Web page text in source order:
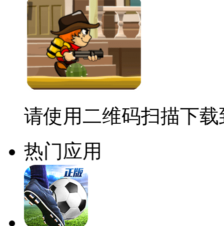
请使用二维码扫描下
热门应用